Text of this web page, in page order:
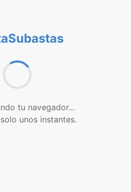
tu navegador…
unos instantes.